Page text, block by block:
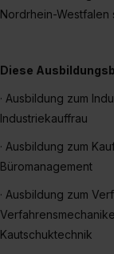
Eine Erlaubnis
Einzelfall bei
erlauben“. Die
der Kategorien
Media und
S. 1 lit. a) DS-
angemessenes
II). Du kannst
Wirkung für die
Nordrhein-Westfalen
Diese
· Ausbildung zum
Industriekauffrau
· Ausbildung zum
Büromanagement
· Ausbildung zum
Kautschuktechnik